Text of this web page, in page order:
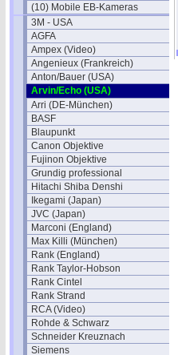
(10) Mobile EB-Kameras
3M - USA
AGFA
Ampex (Video)
Angenieux (Frankreich)
Anton/Bauer (USA)
Arvin/Echo (USA)
Arri (DE-München)
BASF
Blaupunkt
Canon Objektive
Fujinon Objektive
Grundig professional
Hitachi Shiba Denshi
Ikegami (Japan)
JVC (Japan)
Marconi (England)
Max Killi (München)
Rank (England)
Rank Taylor-Hobson
Rank Cintel
Rank Strand
RCA (Video)
Rohde & Schwarz
Schneider Kreuznach
Siemens